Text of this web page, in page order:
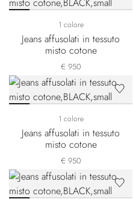
1 colore
Jeans affusolati in tessuto
misto cotone
€ 950
1 colore
Jeans affusolati in tessuto
misto cotone
€ 950